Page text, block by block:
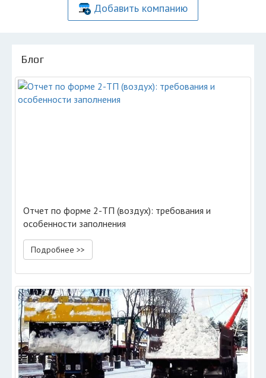
Добавить компанию
Блог
Отчет по форме 2-ТП (воздух): требования и
особенности заполнения
Подробнее >>